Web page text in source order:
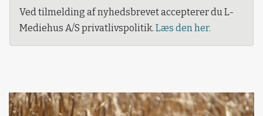
Ved tilmelding af nyhedsbrevet accepterer du L-
Mediehus A/S privatlivspolitik. Læs den her.